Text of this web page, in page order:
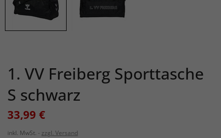
1. VV Freiberg Sporttasche
S schwarz
33,99 €
inkl. MwSt.
zzgl. Versand